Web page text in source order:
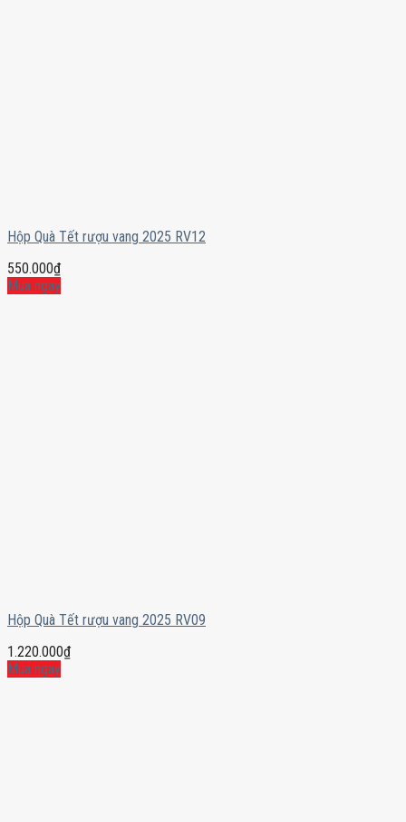
Hộp Quà Tết rượu vang 2025 RV12
550.000₫
Mua ngay
Hộp Quà Tết rượu vang 2025 RV09
1.220.000₫
Mua ngay